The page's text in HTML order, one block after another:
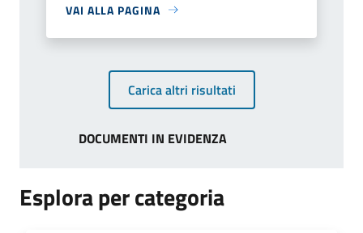
VAI ALLA PAGINA
Carica altri risultati
DOCUMENTI IN EVIDENZA
Esplora per categoria